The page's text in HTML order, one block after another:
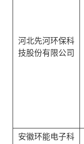
河北先河环保科
技股份有限公司
安徽环能电子科